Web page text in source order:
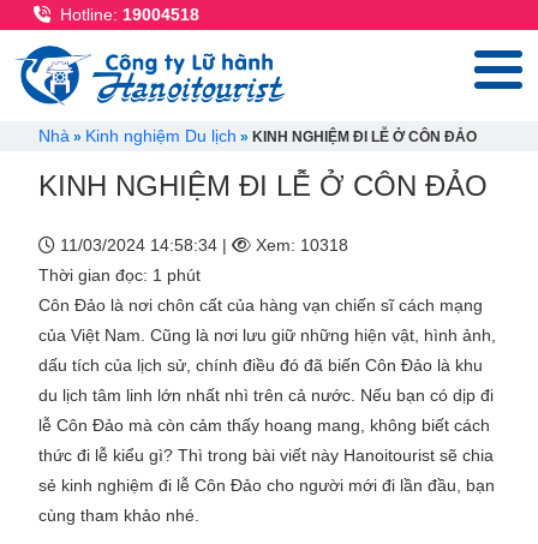
Hotline: 19004518
Breadcrumb
Nhà Kinh nghiệm Du lịch KINH NGHIỆM ĐI LỄ Ở CÔN ĐẢO
KINH NGHIỆM ĐI LỄ Ở CÔN ĐẢO
11/03/2024 14:58:34 |
Xem: 10318
Thời gian đọc: 1 phút
Côn Đảo là nơi chôn cất của hàng vạn chiến sĩ cách mạng
của Việt Nam. Cũng là nơi lưu giữ những hiện vật, hình ảnh,
dấu tích của lịch sử, chính điều đó đã biến Côn Đảo là khu
du lịch tâm linh lớn nhất nhì trên cả nước. Nếu bạn có dịp đi
lễ Côn Đảo mà còn cảm thấy hoang mang, không biết cách
thức đi lễ kiểu gì? Thì trong bài viết này Hanoitourist sẽ chia
sẻ kinh nghiệm đi lễ Côn Đảo cho người mới đi lần đầu, bạn
cùng tham khảo nhé.